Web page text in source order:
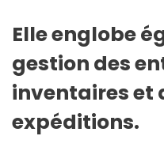
Elle englobe
gestion des
inventaires et
expéditions.